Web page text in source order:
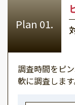
調査時間をピ
軟に調査します